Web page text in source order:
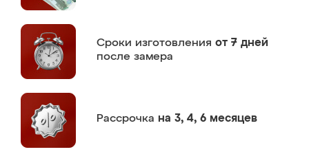
Сроки изготовления от 7 дней
после замера
Рассрочка на 3, 4, 6 месяцев